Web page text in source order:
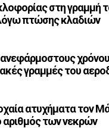
στη γραμμή
πτώσης κλαδιών
γραμμές του
ατυχήματα τον
των νεκρών